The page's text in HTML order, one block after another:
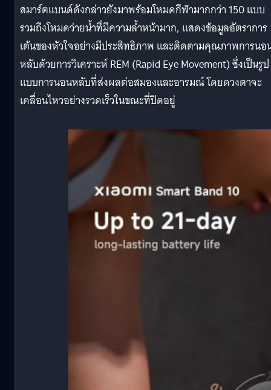
สมาร์ตแบนด์ดังกล่าวยังมาพร้อมโหมดกีฬามากกว่า 150 แบบ
รวมถึงโหมดว่ายน้ำที่มีความล้ำหน้ามาก, แสดงข้อมูลอัตราการ
เต้นของหัวใจอย่างมีประสิทธิภาพ และติดตามคุณภาพการนอ
หลับด้วยการวิเคราะห์ REM (Rapid Eye Movement) ซึ่งเป็นรูป
แบบการนอนหลับที่ส่งผลต่อสมองและอารมณ์ โดยดวงตาจะ
เคลื่อนไหวอย่างรวดเร็วในขณะที่ปิดอยู่